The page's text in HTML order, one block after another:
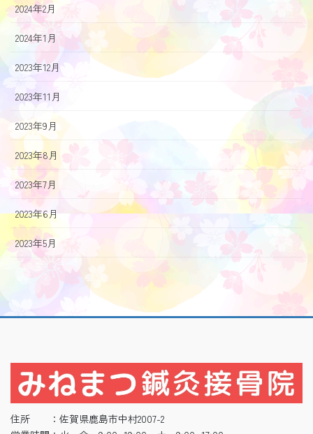
2024年2月
2024年1月
2023年12月
2023年11月
2023年9月
2023年8月
2023年7月
2023年6月
2023年5月
住所 ：佐賀県鹿島市中村2007-2